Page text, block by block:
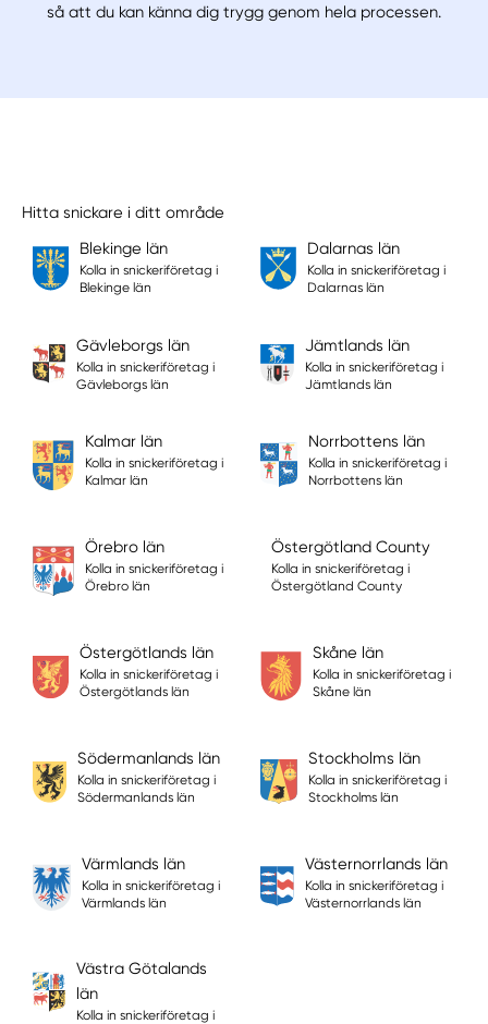
så att du kan känna dig trygg genom hela processen.
Hitta snickare i ditt område
Blekinge län
Kolla in snickeriföretag i
Blekinge län
Dalarnas län
Kolla in snickeriföretag i
Dalarnas län
Gävleborgs län
Kolla in snickeriföretag i
Gävleborgs län
Jämtlands län
Kolla in snickeriföretag i
Jämtlands län
Kalmar län
Kolla in snickeriföretag i
Kalmar län
Norrbottens län
Kolla in snickeriföretag i
Norrbottens län
Örebro län
Kolla in snickeriföretag i
Örebro län
Östergötland County
Kolla in snickeriföretag i
Östergötland County
Östergötlands län
Kolla in snickeriföretag i
Östergötlands län
Skåne län
Kolla in snickeriföretag i
Skåne län
Södermanlands län
Kolla in snickeriföretag i
Södermanlands län
Stockholms län
Kolla in snickeriföretag i
Stockholms län
Värmlands län
Kolla in snickeriföretag i
Värmlands län
Västernorrlands län
Kolla in snickeriföretag i
Västernorrlands län
Västra Götalands
län
Kolla in snickeriföretag i